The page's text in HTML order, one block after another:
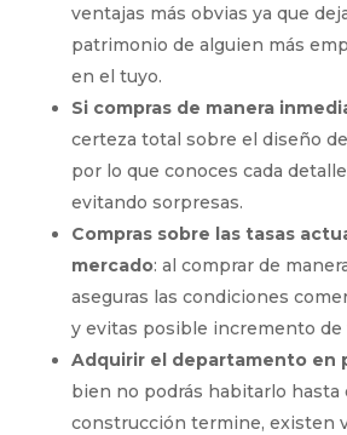
ventajas más obvias ya que
patrimonio de alguien más
en el tuyo.
Si compras de manera
certeza total sobre el diseño
por lo que conoces cada
evitando sorpresas.
Compras sobre las tasas
mercado: al comprar de
aseguras las condiciones
y evitas posible incremento de
Adquirir el departamento en
bien no podrás habitarlo hasta
construcción termine, existen